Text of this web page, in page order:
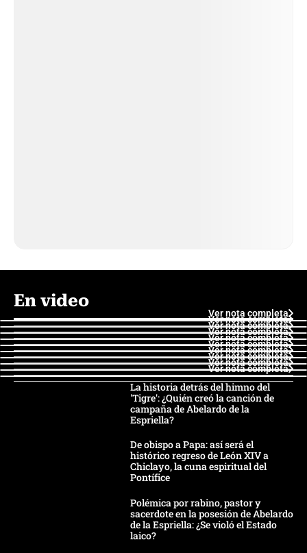
En video
Ver nota completa
Ver nota completa
Ver nota completa
Ver nota completa
Ver nota completa
Ver nota completa
Ver nota completa
Ver nota completa
Ver nota completa
Ver nota completa
La historia detrás del himno del
'Tigre': ¿Quién creó la canción de
campaña de Abelardo de la
Espriella?
De obispo a Papa: así será el
histórico regreso de León XIV a
Chiclayo, la cuna espiritual del
Pontífice
Polémica por rabino, pastor y
sacerdote en la posesión de Abelardo
de la Espriella: ¿Se violó el Estado
laico?